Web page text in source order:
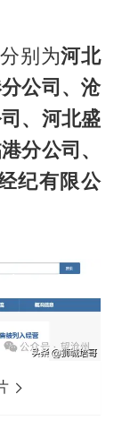
别为河北
公司、沧
、河北盛
分公司、
纪有限公